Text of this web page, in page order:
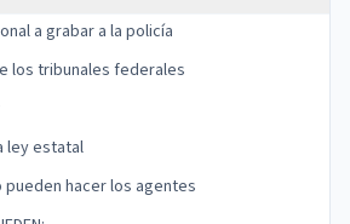
a grabar a la policía
los tribunales federales
ley estatal
pueden hacer los agentes